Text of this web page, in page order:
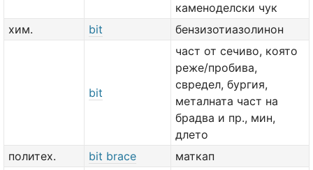
каменоделски чук
хим.
bit бензизотиазолинон
bit
част от сечиво, която
реже/пробива,
свредел, бургия,
металната част на
брадва и пр., мин,
длето
политех.
bit brace маткап